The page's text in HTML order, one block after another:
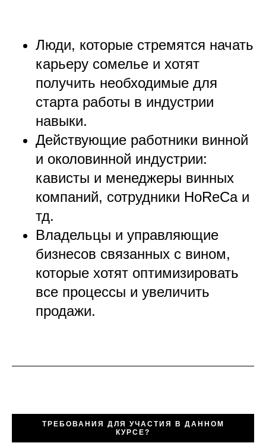
Люди, которые стремятся начать
карьеру сомелье и хотят
получить необходимые для
старта работы в индустрии
навыки.
Действующие работники винной
и околовинной индустрии:
кависты и менеджеры винных
компаний, сотрудники HoReCa и
тд.
Владельцы и управляющие
бизнесов связанных с вином,
которые хотят оптимизировать
все процессы и увеличить
продажи.
ТРЕБОВАНИЯ ДЛЯ УЧАСТИЯ В ДАННОМ
КУРСЕ?